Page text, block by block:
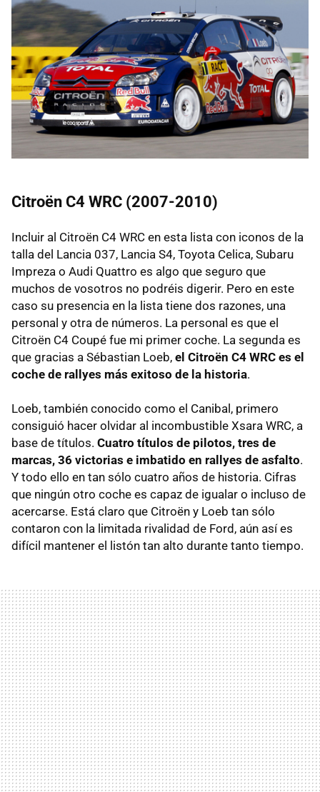
Citroën C4 WRC (2007-2010)
Incluir al Citroën C4 WRC en esta lista con iconos de la
talla del Lancia 037, Lancia S4, Toyota Celica, Subaru
Impreza o Audi Quattro es algo que seguro que
muchos de vosotros no podréis digerir. Pero en este
caso su presencia en la lista tiene dos razones, una
personal y otra de números. La personal es que el
Citroën C4 Coupé fue mi primer coche. La segunda es
que gracias a Sébastian Loeb, el Citroën C4 WRC es el
coche de rallyes más exitoso de la historia.
Loeb, también conocido como el Canibal, primero
consiguió hacer olvidar al incombustible Xsara WRC, a
base de títulos. Cuatro títulos de pilotos, tres de
marcas, 36 victorias e imbatido en rallyes de asfalto.
Y todo ello en tan sólo cuatro años de historia. Cifras
que ningún otro coche es capaz de igualar o incluso de
acercarse. Está claro que Citroën y Loeb tan sólo
contaron con la limitada rivalidad de Ford, aún así es
difícil mantener el listón tan alto durante tanto tiempo.